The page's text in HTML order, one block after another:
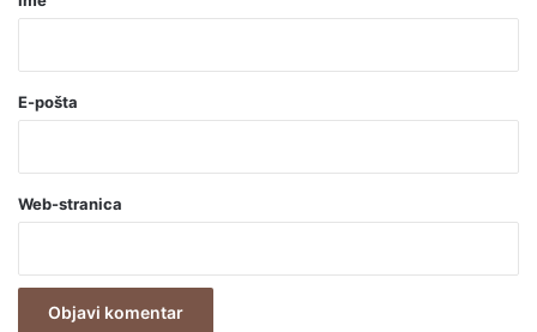
o
a
v
z
E-pošta
Web-stranica